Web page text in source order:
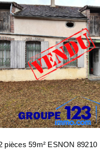
pièces 59m² ESNON 89210